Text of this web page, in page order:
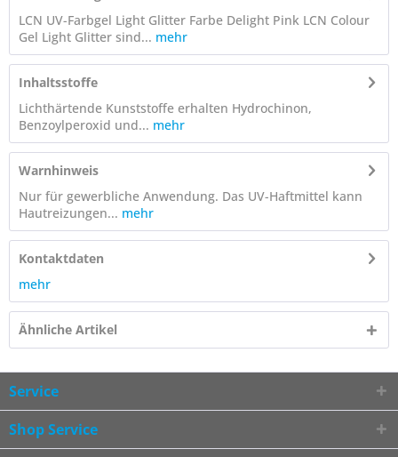
LCN UV-Farbgel Light Glitter Farbe Delight Pink LCN Colour
Gel Light Glitter sind... mehr
Inhaltsstoffe
Lichthärtende Kunststoffe erhalten Hydrochinon,
Benzoylperoxid und... mehr
Warnhinweis
Nur für gewerbliche Anwendung. Das UV-Haftmittel kann
Hautreizungen... mehr
Kontaktdaten
mehr
Ähnliche Artikel
Service
Shop Service